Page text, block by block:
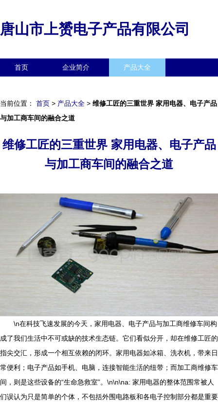
唐山市上赟电子产品有限公司
首页 企业简介 产品大全
当前位置： 首页 > 产品大全 > 维修工匠的三重世界 家用电器、电子产品
与加工商车间的融合之道
维修工匠的三重世界 家用电器、电子产品
与加工商车间的融合之道
\n在科技飞速发展的今天，家用电器、电子产品与加工商维修车间构
成了我们生活中不可或缺的技术生态链。它们看似分开，却在维修工匠的
指尖交汇，形成一个相互依赖的闭环。家用电器如冰箱、洗衣机，带来日
常便利；电子产品如手机、电脑，连接智能生活的纽带；而加工商维修车
间，则是这些设备的“生命急救室”。\n\n\na: 家用电器的整体范围常被人
们误认为只是简单的个体，不包括外围电路板和各电子控制部分都是重要